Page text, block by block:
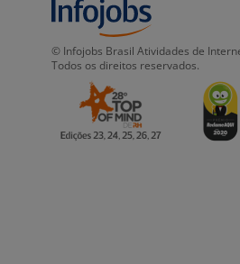
© Infojobs Brasil Atividades de
Todos os direitos reservados.